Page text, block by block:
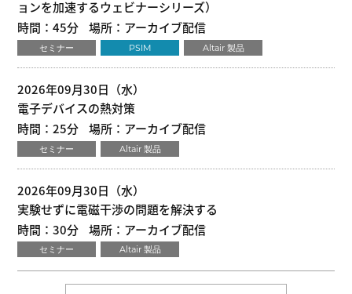
ョンを加速するウェビナーシリーズ）
時間：45分
場所：アーカイブ配信
セミナー PSIM Altair 製品
2026年09月30日（水）
電子デバイスの熱対策
時間：25分
場所：アーカイブ配信
セミナー Altair 製品
2026年09月30日（水）
実験せずに電磁干渉の問題を解決する
時間：30分
場所：アーカイブ配信
セミナー Altair 製品